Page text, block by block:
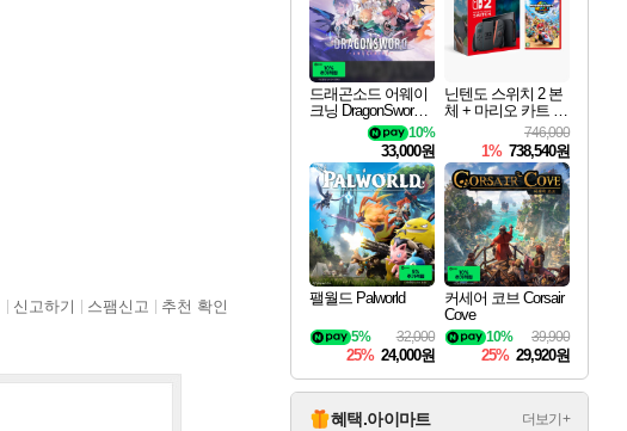
신고하기 스팸신고 추천 확인
드래곤소드 어웨이
크닝 DragonSword A
10%
33,000원
닌텐도 스위치 2 본
체 + 마리오 카트 월
746,000
1% 738,540원
팰월드 Palworld
32,000
5%
25% 24,000원
커세어 코브 Corsair
Cove
39,900
10%
25% 29,920원
혜택.아이마트 더보기+